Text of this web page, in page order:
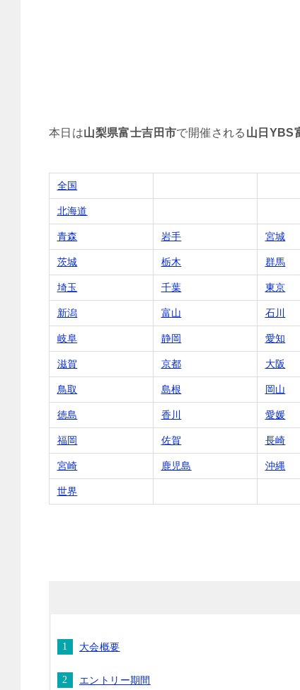
本日は山梨県富士吉田市で開催される 山日YBS
全国
北海道
青森 岩手 宮城
茨城 栃木 群馬
埼玉 千葉 東京
新潟 富山 石川
岐阜 静岡 愛知
滋賀 京都 大阪
鳥取 島根 岡山
徳島 香川 愛媛
福岡 佐賀 長崎
宮崎 鹿児島 沖縄
世界
大会概要
エントリー期間